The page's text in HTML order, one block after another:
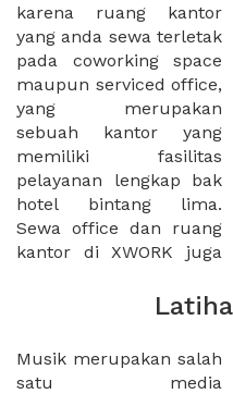
karena ruang kantor
yang anda sewa terletak
pada coworking space
maupun serviced office,
yang merupakan
sebuah kantor yang
memiliki fasilitas
pelayanan lengkap bak
hotel bintang lima.
Sewa office dan ruang
kantor di XWORK juga
survey atau
mengunjungi calon
kantor Anda, semuanya
akan dibuat lebih
mudah untuk sewa
kantor terbaik Anda,
dan juga sewa kantor
murah karena harga
yang kami miliki sangat
Musik merupakan salah
satu media
tersebut. Jika musiknya
cepat, kita akan